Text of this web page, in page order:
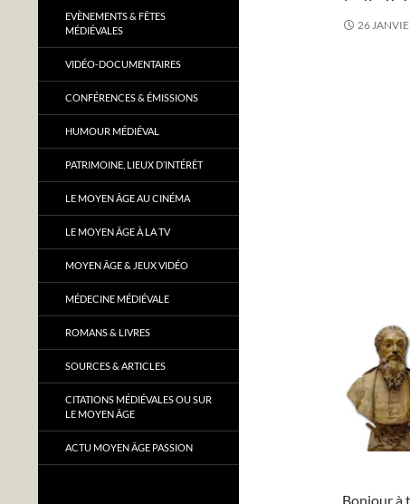
26
Bonjour à
EVÈNEMENTS & FÊTES
MÉDIÉVALES
VIDÉO-DOCUMENTAIRES
CONFÉRENCES & ÉMISSIONS
HUMOUR MÉDIÉVAL
PATRIMOINE, LIEUX D’INTÉRÊT
LE MOYEN ÂGE AU CINÉMA
LE MOYEN ÂGE À LA TV
MOYEN ÂGE & JEUX VIDÉO
MÉDECINE MÉDIÉVALE
ROMANS & LIVRES
SOURCES & ARTICLES
CITATIONS MÉDIÉVALES OU SUR
LE MOYEN ÂGE
ACTU MOYEN ÂGE PASSION